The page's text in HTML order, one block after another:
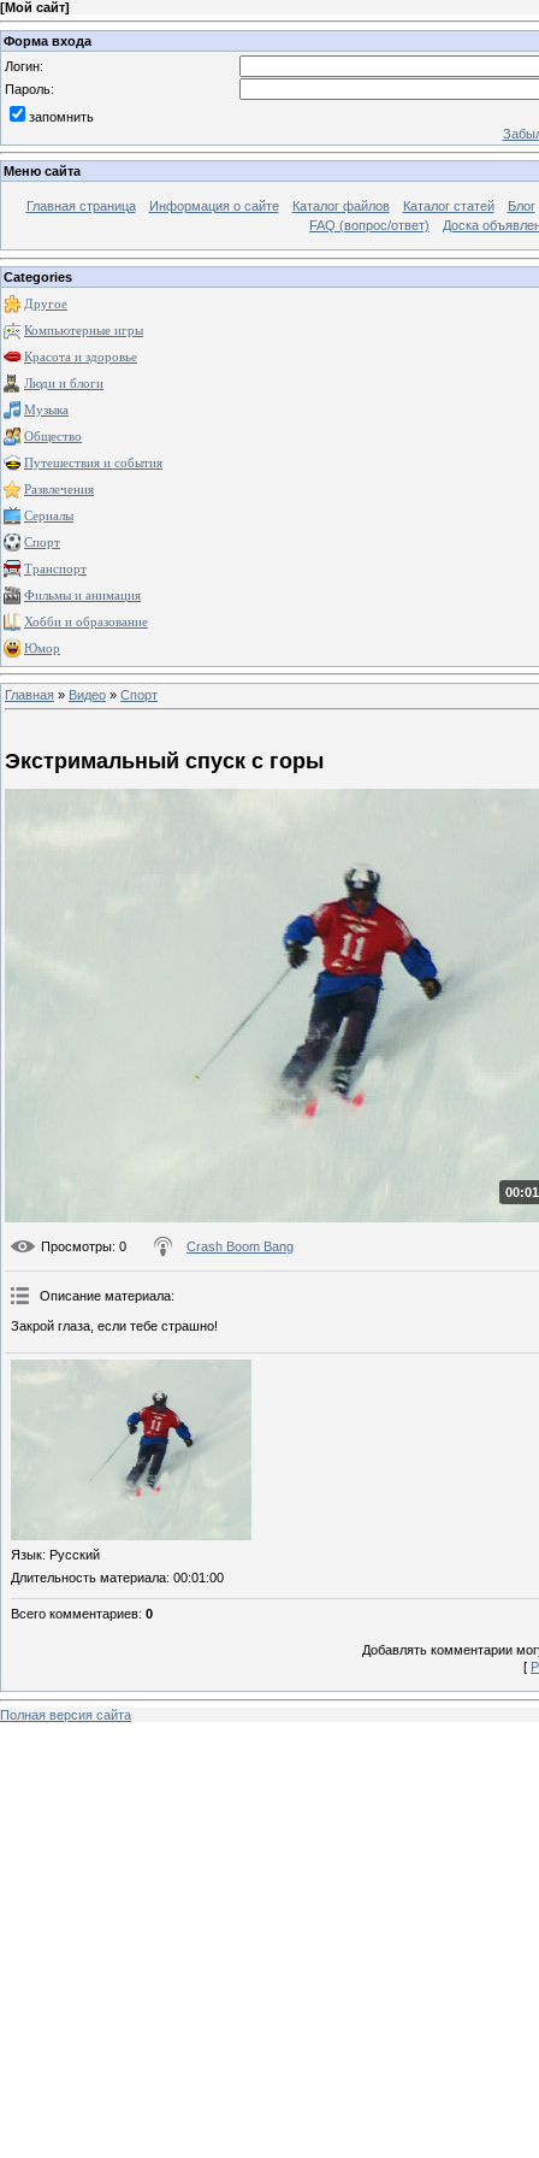
[Мой сайт]
Форма входа
Логин:
Пароль:
запомнить
Меню сайта
Главная страница Информация о сайте Каталог файлов Каталог статей
Блог
FAQ (вопрос/ответ)
Доска
Categories
Другое
Компьютерные игры
Красота и здоровье
Люди и блоги
Музыка
Общество
Путешествия и события
Развлечения
Сериалы
Спорт
Транспорт
Фильмы и анимация
Хобби и образование
Юмор
Главная » Видео » Спорт
Экстримальный спуск с горы
Просмотры: 0 Crash Boom Bang
Описание материала:
Закрой глаза, если тебе страшно!
Язык: Русский
Длительность материала: 00:01:00
Всего комментариев: 0
Добавлять комментарии
[
Полная версия сайта